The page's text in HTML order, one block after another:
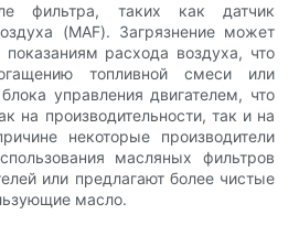
фильтра, таких как датчик
(MAF). Загрязнение может
расхода воздуха, что
топливной смеси или
управления двигателем, что
на производительности, так и на
некоторые производители
масляных фильтров
или предлагают более чистые
масло.